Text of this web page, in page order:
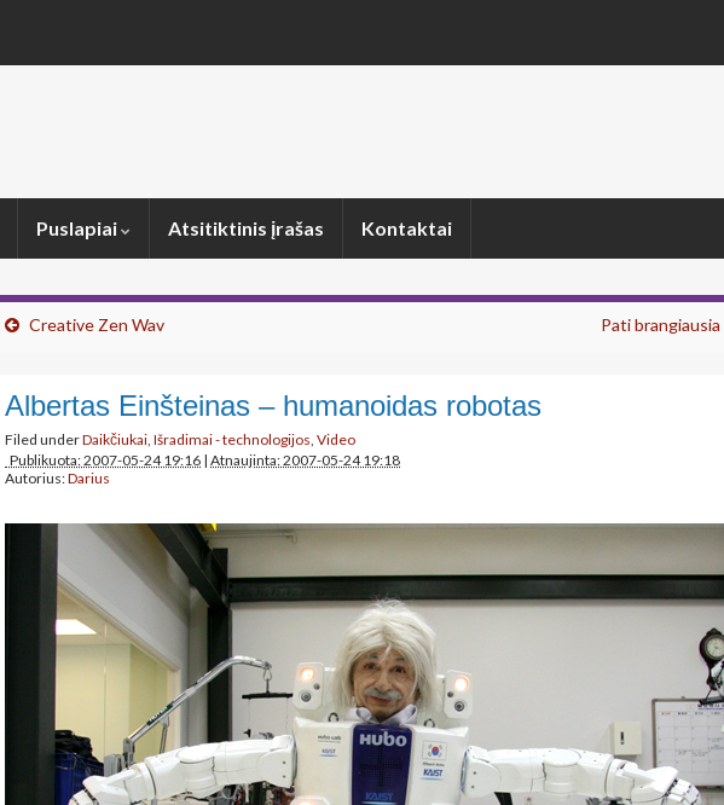
Puslapiai Atsitiktinis įrašas Kontaktai
Creative Zen Wav Pati
Albertas Einšteinas – humanoidas robotas
Filed underDaikčiukai, Išradimai - technologijos, Video
Publikuota: 2007-05-24 19:16 | Atnaujinta: 2007-05-24 19:18
Autorius:Darius